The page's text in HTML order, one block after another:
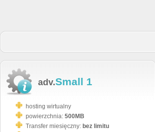
adv.Small 1
hosting wirtualny
powierzchnia: 500MB
Transfer miesięczny: bez limitu